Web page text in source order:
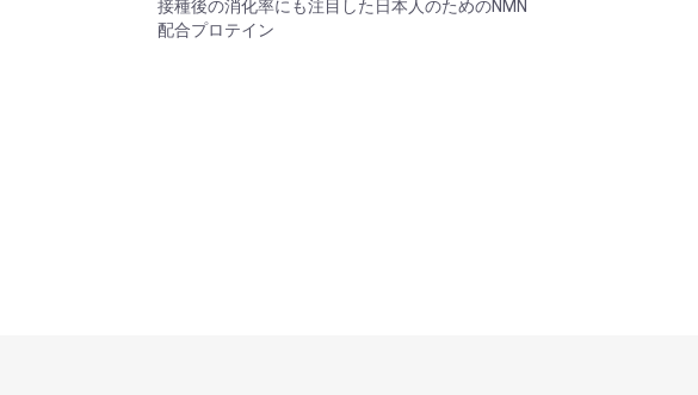
接種後の消化率にも注目した日本人のためのNMN
配合プロテイン